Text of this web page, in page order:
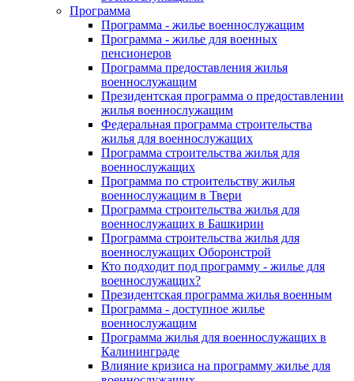
Программа
Программа - жилье военнослужащим
Программа - жилье для военных
пенсионеров
Программа предоставления жилья
военнослужащим
Президентская программа о предоставлении
жилья военнослужащим
Федеральная программа строительства
жилья для военнослужащих
Программа строительства жилья для
военнослужащих
Программа по строительству жилья
военнослужащим в Твери
Программа строительства жилья для
военнослужащих в Башкирии
Программа строительства жилья для
военнослужащих Оборонстрой
Кто подходит под программу - жилье для
военнослужащих?
Президентская программа жилья военным
Программа - доступное жилье
военнослужащим
Программа жилья для военнослужащих в
Калининграде
Влияние кризиса на программу жилье для